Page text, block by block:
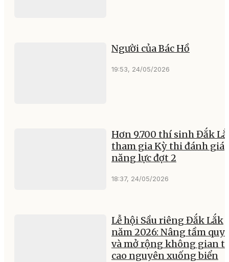
Người của Bác Hồ
19:53, 24/05/2026
Hơn 9.700 thí sinh Đắk
tham gia Kỳ thi đánh giá
năng lực đợt 2
18:37, 24/05/2026
Lễ hội Sầu riêng Đắk Lắk
năm 2026: Nâng tầm quy
và mở rộng không gian
cao nguyên xuống biển